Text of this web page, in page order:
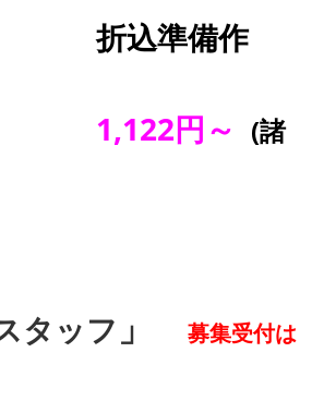
折込準備作
1,122円～ (諸
タッフ 」
募集受付は